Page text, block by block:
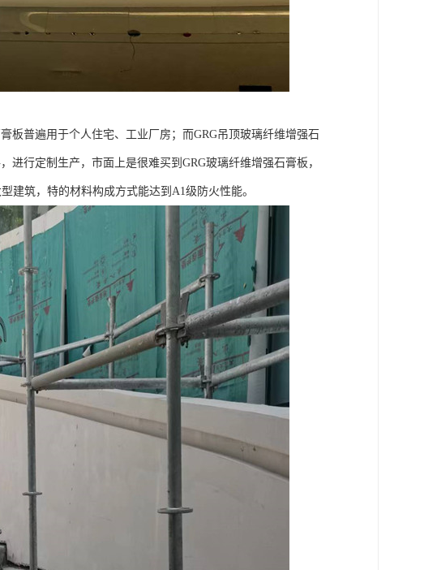
板普遍用于个人住宅、工业厂房；而GRG吊顶玻璃纤维增强石
行定制生产，市面上是很难买到GRG玻璃纤维增强石膏板，
建筑，特的材料构成方式能达到A1级防火性能。